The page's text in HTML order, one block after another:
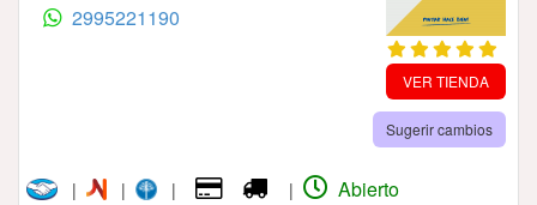
2995221190
VER TIENDA
Sugerir cambios
| | | | Abierto